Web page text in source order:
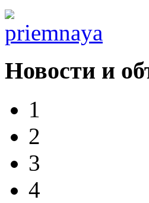
Новости и
1
2
3
4